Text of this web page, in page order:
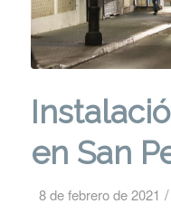
en San
8 de febrero de 2021 /